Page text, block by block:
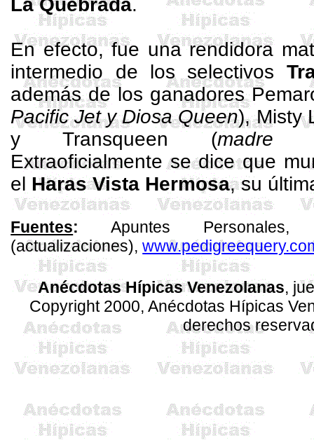
La Quebrada.
En efecto, fue una rendidora
intermedio de los selectivos
además de los ganadores
PacificJet y Diosa Queen),Misty
yTransqueen (
Extraoficialmente se dice que
el HarasVista Hermosa, su
Fuentes: Apuntes
(actualizaciones),
Anécdotas Hípicas Venezolanas,
Copyright 2000, Anécdotas Hípicas
derechos